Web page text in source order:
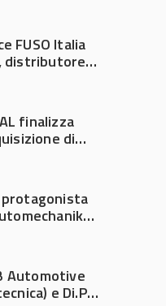
FUSO Italia
distributore
finalizza
di
protagonista
Automotive
e Di.Pa.